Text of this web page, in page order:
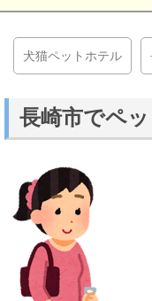
犬猫ペットホテル
長崎市でペ